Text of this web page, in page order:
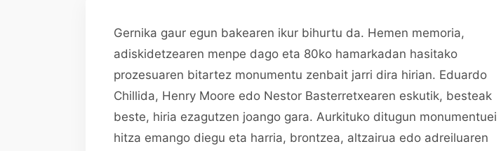
Gernika gaur egun bakearen ikur bihurtu da. Hemen memoria,
adiskidetzearen menpe dago eta 80ko hamarkadan hasitako
prozesuaren bitartez monumentu zenbait jarri dira hirian. Eduardo
Chillida, Henry Moore edo Nestor Basterretxearen eskutik, besteak
beste, hiria ezagutzen joango gara. Aurkituko ditugun monumentuei
hitza emango diegu eta harria, brontzea, altzairua edo adreiluaren